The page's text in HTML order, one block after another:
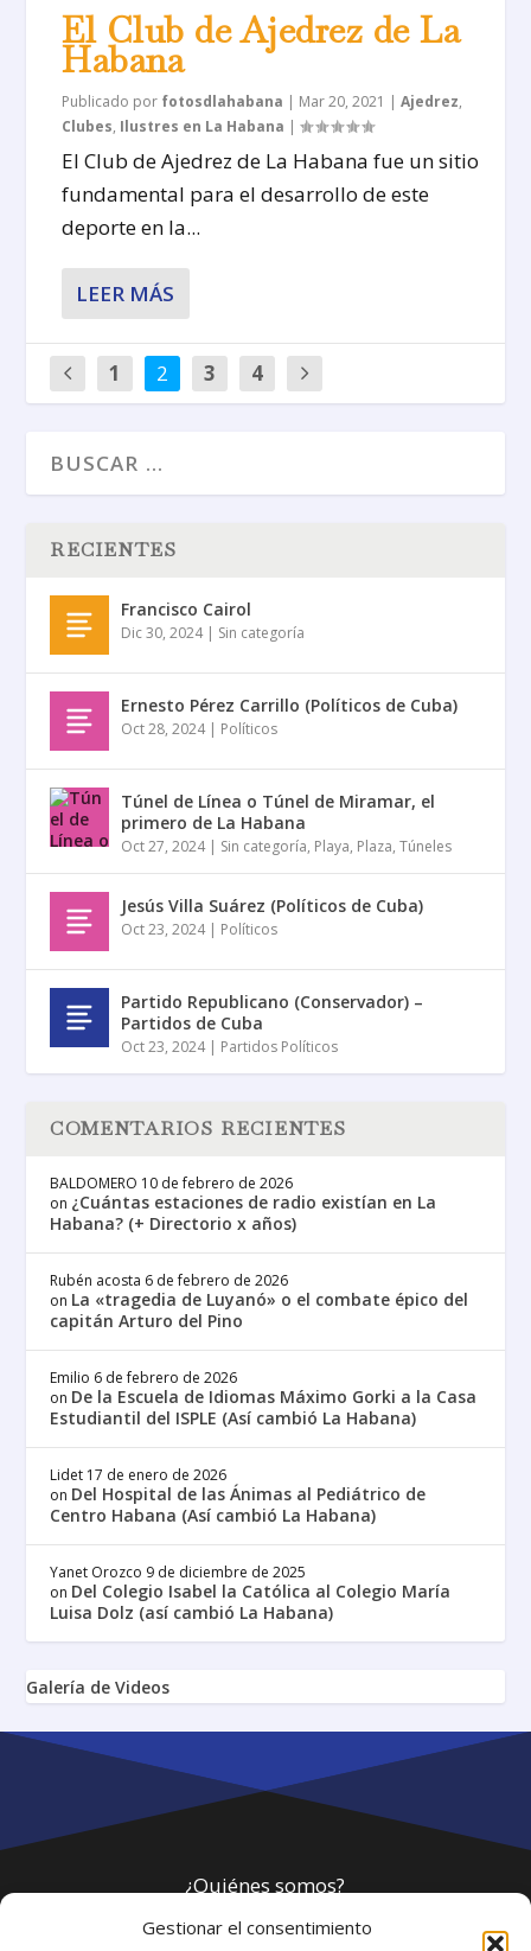
Gestionar el consentimiento
El Club de Ajedrez de La
Habana
Publicado por fotosdlahabana | Mar 20, 2021 |Ajedrez,
Clubes, Ilustres en La Habana |
El Club de Ajedrez de La Habana fue un sitio
fundamental para el desarrollo de este
deporte en la...
LEER MÁS
1 2 3 4
RECIENTES
Francisco Cairol
Dic 30, 2024| Sin categoría
Ernesto Pérez Carrillo (Políticos de Cuba)
Oct 28, 2024| Políticos
Túnel de Línea o Túnel de Miramar, el
primero de La Habana
Oct 27, 2024| Sin categoría, Playa, Plaza,Túneles
Jesús Villa Suárez (Políticos de Cuba)
Oct 23, 2024| Políticos
Partido Republicano (Conservador) –
Partidos de Cuba
Oct 23, 2024| Partidos Políticos
COMENTARIOS RECIENTES
BALDOMERO 10 de febrero de 2026
on ¿Cuántas estaciones de radio existían en La
Habana? (+ Directorio x años)
Rubén acosta 6 de febrero de 2026
on La «tragedia de Luyanó» o el combate épico del
capitán Arturo del Pino
Emilio 6 de febrero de 2026
on De la Escuela de Idiomas Máximo Gorki a la Casa
Estudiantil del ISPLE (Así cambió La Habana)
Lidet 17 de enero de 2026
on Del Hospital de las Ánimas al Pediátrico de
Centro Habana (Así cambió La Habana)
Yanet Orozco 9 de diciembre de 2025
on Del Colegio Isabel la Católica al Colegio María
Luisa Dolz (así cambió La Habana)
Galería de Videos
¿Quiénes somos?